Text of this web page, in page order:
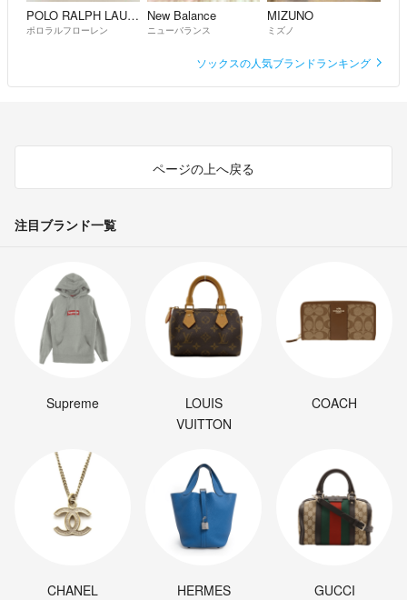
POLO RALPH LAUREN
ポロラルフローレン
New Balance
ニューバランス
MIZUNO
ミズノ
ソックスの人気ブランドランキング
ページの上へ戻る
注目ブランド一覧
Supreme
LOUIS
VUITTON
COACH
CHANEL HERMES GUCCI